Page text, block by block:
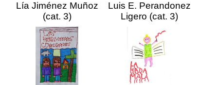
Lía Jiménez Muñoz
(cat. 3)
Luis E. Perandonez
Ligero (cat. 3)